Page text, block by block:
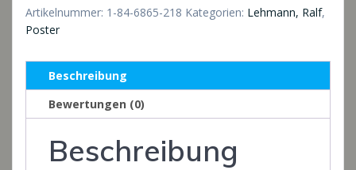
Norwegen
Menge
Artikelnummer: 1-84-6865-218 Kategorien: Lehmann, Ralf,
Poster
Beschreibung
Bewertungen (0)
Beschreibung